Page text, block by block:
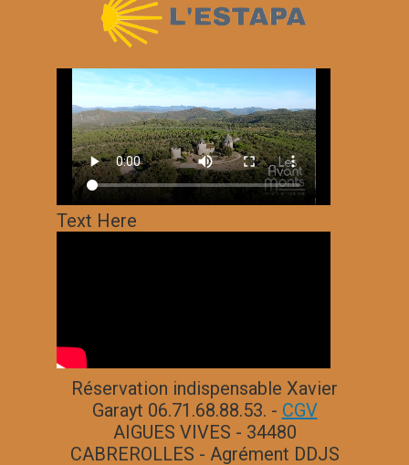
Text Here
Réservation indispensable Xavier
Garayt 06.71.68.88.53. - CGV
AIGUES VIVES - 34480
CABREROLLES - Agrément DDJS